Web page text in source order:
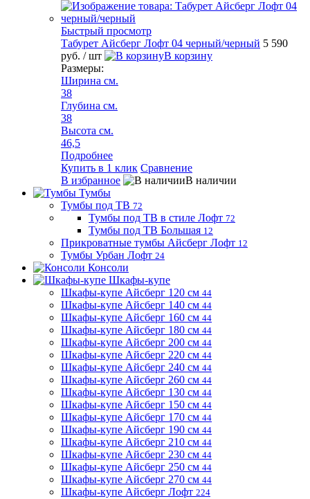
Быстрый просмотр
Табурет Айсберг Лофт 04 черный/черный 5 590
руб. / шт
В корзину
Размеры:
Ширина см.
38
Глубина см.
38
Высота см.
46,5
Подробнее
Купить в 1 клик Сравнение
В избранное
В наличии
Тумбы
Тумбы под ТВ 72
Тумбы под ТВ в стиле Лофт 72
Тумбы под ТВ Большая 12
Прикроватные тумбы Айсберг Лофт 12
Тумбы Урбан Лофт 24
Консоли
Шкафы-купе
Шкафы-купе Айсберг 120 см 44
Шкафы-купе Айсберг 140 см 44
Шкафы-купе Айсберг 160 см 44
Шкафы-купе Айсберг 180 см 44
Шкафы-купе Айсберг 200 см 44
Шкафы-купе Айсберг 220 см 44
Шкафы-купе Айсберг 240 см 44
Шкафы-купе Айсберг 260 см 44
Шкафы-купе Айсберг 130 см 44
Шкафы-купе Айсберг 150 см 44
Шкафы-купе Айсберг 170 см 44
Шкафы-купе Айсберг 190 см 44
Шкафы-купе Айсберг 210 см 44
Шкафы-купе Айсберг 230 см 44
Шкафы-купе Айсберг 250 см 44
Шкафы-купе Айсберг 270 см 44
Шкафы-купе Айсберг Лофт 224